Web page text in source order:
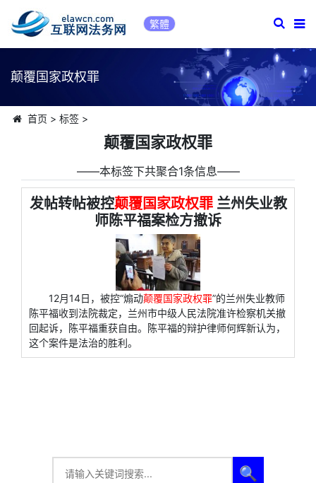
繁體
颠覆国家政权罪
首页 > 标签>
颠覆国家政权罪
――本标签下共聚合1条信息――
发帖转帖被控颠覆国家政权罪兰州失业教
师陈平福案检方撤诉
12月14日，被控“煽动颠覆国家政权罪”的兰州失业教师
陈平福收到法院裁定，兰州市中级人民法院准许检察机关撤
回起诉，陈平福重获自由。陈平福的辩护律师何辉新认为，
这个案件是法治的胜利。
🔍